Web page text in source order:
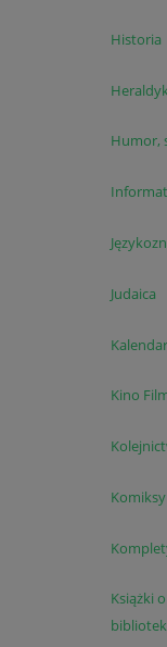
Historia
Humor,
Judaica
Kino
Komiksy
Książki